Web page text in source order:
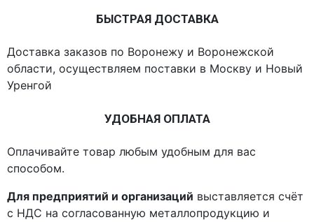
БЫСТРАЯ ДОСТАВКА
Доставка заказов по Воронежу и Воронежской
области, осуществляем поставки в Москву и Новый
Уренгой
УДОБНАЯ ОПЛАТА
Оплачивайте товар любым удобным для вас
способом.
Для предприятий и организаций выставляется счёт
с НДС на согласованную металлопродукцию и